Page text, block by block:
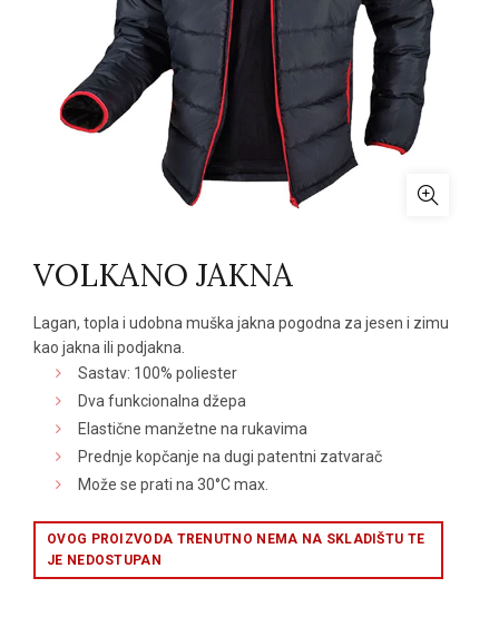
VOLKANO JAKNA
Lagan, topla i udobna muška jakna pogodna za jesen i zimu
kao jakna ili podjakna.
Sastav: 100% poliester
Dva funkcionalna džepa
Elastične manžetne na rukavima
Prednje kopčanje na dugi patentni zatvarač
Može se prati na 30°C max.
OVOG PROIZVODA TRENUTNO NEMA NA SKLADIŠTU TE
JE NEDOSTUPAN